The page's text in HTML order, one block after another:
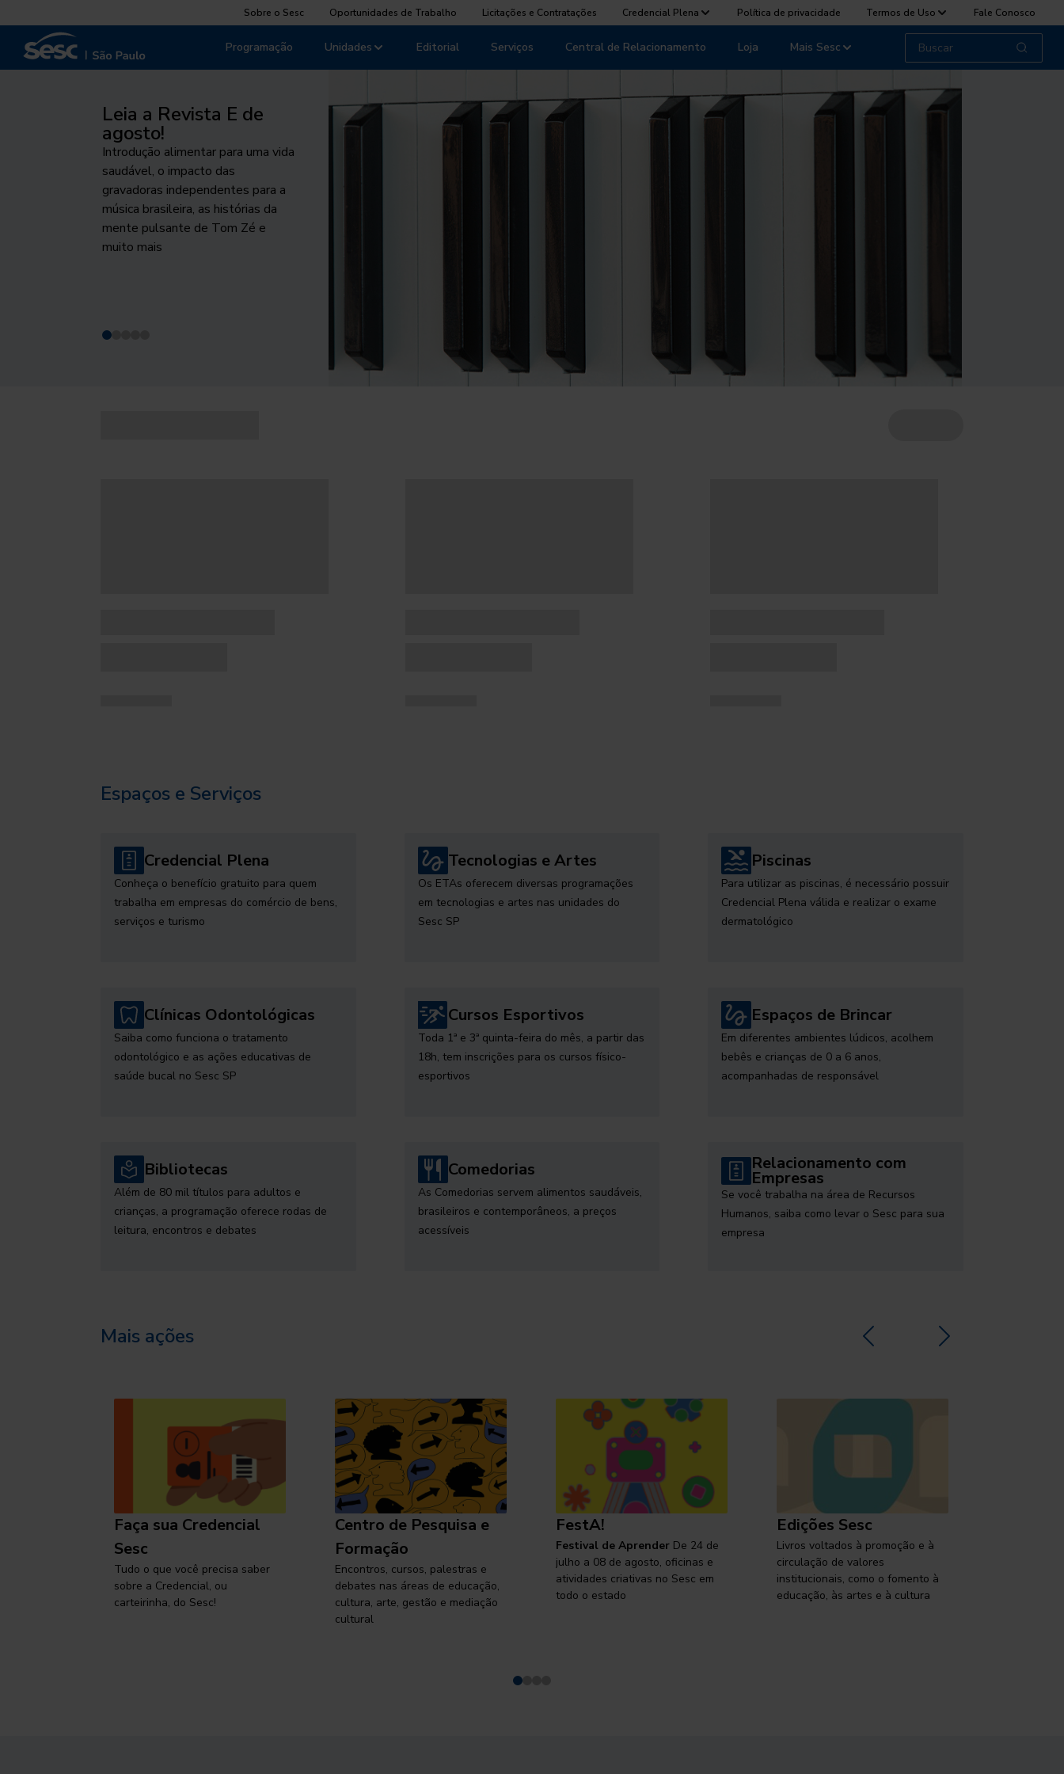
Sobre o Sesc Oportunidades de Trabalho Licitações e Contratações Credencial Plena Política de privacidade Termos de Uso Fale Conosco
Unidades
Programação Editorial Serviços Central de Relacionamento Loja Mais Sesc
Leia a Revista E de
agosto!
Introdução alimentar para uma vida
saudável, o impacto das
gravadoras independentes para a
música brasileira, as histórias da
mente pulsante de Tom Zé e
muito mais
Pela Vida das
mulheres
Projeto fomenta o debate público
sobre respeito, equidade de
gênero e proteção da vida
Palco Giratório
Um dos maiores projetos de
circulação das artes cênicas chega
a São Paulo. Conheça os
espetáculos desta edição
Agosto Indígena
Programação destaca o
protagonismo e as tecnologias
desenvolvidas e utilizadas pelos
povos indígenas no Brasil
O cuidado que
sustenta
Do Peito ao Prato, iniciativa
voltada à promoção da
alimentação saudável na
primeiríssima infância acontece de
1 a 7 de agosto
Espaços e Serviços
Credencial Plena
Conheça o benefício gratuito para quem
trabalha em empresas do comércio de bens,
serviços e turismo
Tecnologias e Artes
Os ETAs oferecem diversas programações
em tecnologias e artes nas unidades do
Sesc SP
Piscinas
Para utilizar as piscinas, é necessário possuir
Credencial Plena válida e realizar o exame
dermatológico
Clínicas Odontológicas
Saiba como funciona o tratamento
odontológico e as ações educativas de
saúde bucal no Sesc SP
Cursos Esportivos
Toda 1ª e 3ª quinta-feira do mês, a partir das
18h, tem inscrições para os cursos físico-
esportivos
Espaços de Brincar
Em diferentes ambientes lúdicos, acolhem
bebês e crianças de 0 a 6 anos,
acompanhadas de responsável
Bibliotecas
Além de 80 mil títulos para adultos e
crianças, a programação oferece rodas de
leitura, encontros e debates
Comedorias
As Comedorias servem alimentos saudáveis,
brasileiros e contemporâneos, a preços
acessíveis
Relacionamento com
Empresas
Se você trabalha na área de Recursos
Humanos, saiba como levar o Sesc para sua
empresa
Mais ações
Faça sua Credencial
Sesc
Tudo o que você precisa saber
sobre a Credencial, ou
carteirinha, do Sesc!
Centro de Pesquisa e
Formação
Encontros, cursos, palestras e
debates nas áreas de educação,
cultura, arte, gestão e mediação
cultural
FestA!
Festival de Aprender De 24 de
julho a 08 de agosto, oficinas e
atividades criativas no Sesc em
todo o estado
Edições Sesc
Livros voltados à promoção e à
circulação de valores
institucionais, como o fomento à
educação, às artes e à cultura